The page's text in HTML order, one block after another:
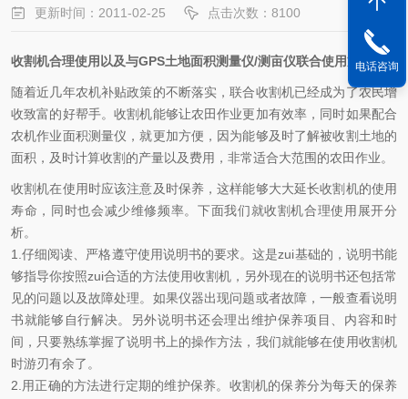
更新时间：2011-02-25
点击次数：8100
收割机合理使用以及与GPS土地面积测量仪/测亩仪联合使用方法
随着近几年农机补贴政策的不断落实，联合收割机已经成为了农民增
收致富的好帮手。收割机能够让农田作业更加有效率，同时如果配合
农机作业面积测量仪 ，就更加方便，因为能够及时了解被收割土地的
面积，及时计算收割的产量以及费用，非常适合大范围的农田作业。
收割机在使用时应该注意及时保养，这样能够大大延长收割机的使用
寿命，同时也会减少维修频率。下面我们就收割机合理使用展开分
析。
1. 仔细阅读、严格遵守使用说明书的要求。这是zui基础的，说明书能
够指导你按照zui合适的方法使用收割机，另外现在的说明书还包括常
见的问题以及故障处理。如果仪器出现问题或者故障，一般查看说明
书就能够自行解决。另外说明书还会理出维护保养项目、内容和时
间，只要熟练掌握了说明书上的操作方法，我们就能够在使用收割机
时游刃有余了。
2. 用正确的方法进行定期的维护保养。收割机的保养分为每天的保养
电话咨询